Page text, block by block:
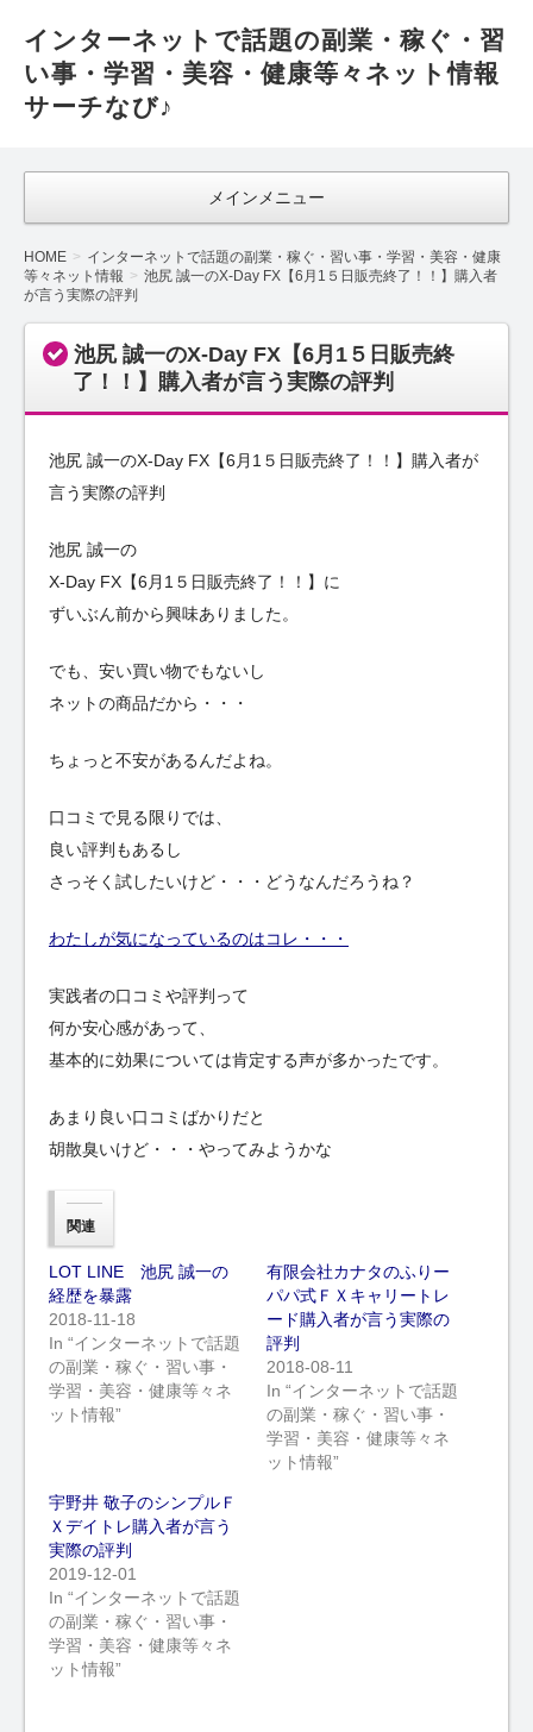
インターネットで話題の副業・稼ぐ・習
い事・学習・美容・健康等々ネット情報
サーチなび♪
メインメニュー
HOME
インターネットで話題の副業・稼ぐ・習い事・学習・美容・健康
等々ネット情報
池尻 誠一のX-Day FX【6月1５日販売終了！！】購入者
が言う実際の評判
池尻 誠一のX-Day FX【6月1５日販売終
了！！】購入者が言う実際の評判
池尻 誠一のX-Day FX【6月1５日販売終了！！】購入者が
言う実際の評判
池尻 誠一の
X-Day FX【6月1５日販売終了！！】に
ずいぶん前から興味ありました。
でも、安い買い物でもないし
ネットの商品だから・・・
ちょっと不安があるんだよね。
口コミで見る限りでは、
良い評判もあるし
さっそく試したいけど・・・どうなんだろうね？
わたしが気になっているのはコレ・・・
実践者の口コミや評判って
何か安心感があって、
基本的に効果については肯定する声が多かったです。
あまり良い口コミばかりだと
胡散臭いけど・・・やってみようかな
関連
LOT LINE 池尻 誠一の
経歴を暴露
2018-11-18
In “インターネットで話題
の副業・稼ぐ・習い事・
学習・美容・健康等々ネ
ット情報”
有限会社カナタのふりー
パパ式ＦＸキャリートレ
ード購入者が言う実際の
評判
2018-08-11
In “インターネットで話題
の副業・稼ぐ・習い事・
学習・美容・健康等々ネ
ット情報”
宇野井 敬子のシンプルＦ
Ｘデイトレ購入者が言う
実際の評判
2019-12-01
In “インターネットで話題
の副業・稼ぐ・習い事・
学習・美容・健康等々ネ
ット情報”